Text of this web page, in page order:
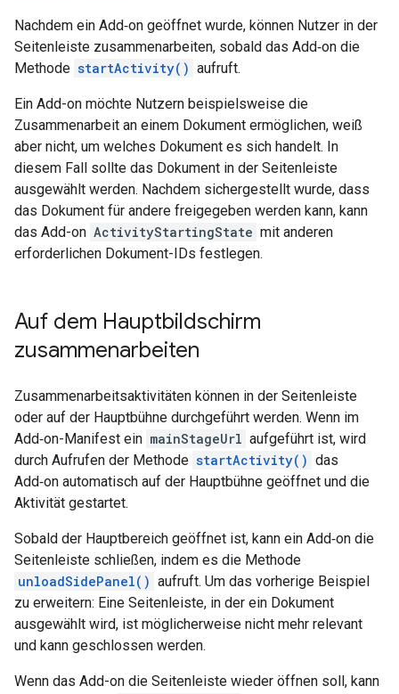
Nachdem ein Add‑on geöffnet wurde, können Nutzer in der
Seitenleiste zusammenarbeiten, sobald das Add‑on die
Methode startActivity() aufruft.
Ein Add-on möchte Nutzern beispielsweise die
Zusammenarbeit an einem Dokument ermöglichen, weiß
aber nicht, um welches Dokument es sich handelt. In
diesem Fall sollte das Dokument in der Seitenleiste
ausgewählt werden. Nachdem sichergestellt wurde, dass
das Dokument für andere freigegeben werden kann, kann
das Add-on ActivityStartingState mit anderen
erforderlichen Dokument-IDs festlegen.
Auf dem Hauptbildschirm
zusammenarbeiten
Zusammenarbeitsaktivitäten können in der Seitenleiste
oder auf der Hauptbühne durchgeführt werden. Wenn im
Add‑on-Manifest ein mainStageUrl aufgeführt ist, wird
durch Aufrufen der Methode startActivity() das
Add‑on automatisch auf der Hauptbühne geöffnet und die
Aktivität gestartet.
Sobald der Hauptbereich geöffnet ist, kann ein Add‑on die
Seitenleiste schließen, indem es die Methode
unloadSidePanel() aufruft. Um das vorherige Beispiel
zu erweitern: Eine Seitenleiste, in der ein Dokument
ausgewählt wird, ist möglicherweise nicht mehr relevant
und kann geschlossen werden.
Wenn das Add-on die Seitenleiste wieder öffnen soll, kann